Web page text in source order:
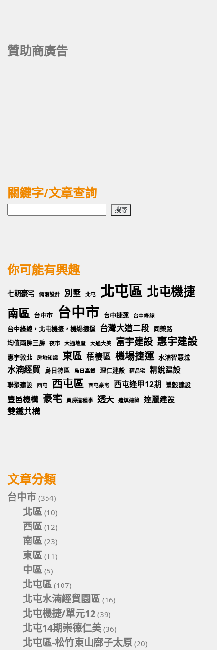
贊助商廣告
關鍵字/文章查詢
搜尋
你可能有興趣
七期豪宅 倆兩設計 別墅 北屯 北屯區 北屯機捷
南區 台中市 台中市 台中捷運 台中綠線
台中綠線，北屯機捷，機場捷運 台灣大道二段 同榮路
均值兩房三房
夜市 大通地產 大通大美 富宇建設 惠宇建設
惠宇敦北 房地知識 東區 梧棲區 機場捷運 水湳智慧城
水湳經貿 烏日特區 烏日高鐵 理仁建設 精品宅 精銳建設
聯聚建設 西屯 西屯區 西屯豪宅 西屯逢甲12期 豐穀建設
豐邑機構 豪宅 買房這種事 透天 造鎮建築 達麗建設
雙鐵共構
文章分類
台中市 (354)
北區 (10)
西區 (12)
南區 (23)
東區 (11)
中區 (5)
北屯區 (107)
北屯水湳經貿園區 (16)
北屯機捷/單元12 (39)
北屯14期崇德仁美 (36)
北屯區-松竹東山廍子太原 (20)